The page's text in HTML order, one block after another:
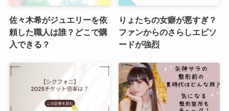
佐々木希がジュエリーを依
頼した職人は誰？どこで購
入できる？
りょたちの女癖が悪すぎ？
ファンからのさらしエピソ
ードが強烈